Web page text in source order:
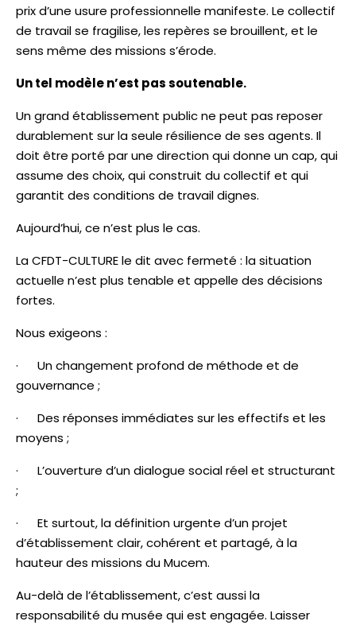
prix d’une usure professionnelle manifeste. Le collectif
de travail se fragilise, les repères se brouillent, et le
sens même des missions s’érode.
Un tel modèle n’est pas soutenable.
Un grand établissement public ne peut pas reposer
durablement sur la seule résilience de ses agents. Il
doit être porté par une direction qui donne un cap, qui
assume des choix, qui construit du collectif et qui
garantit des conditions de travail dignes.
Aujourd’hui, ce n’est plus le cas.
La CFDT-CULTURE le dit avec fermeté : la situation
actuelle n’est plus tenable et appelle des décisions
fortes.
Nous exigeons :
· Un changement profond de méthode et de
gouvernance ;
· Des réponses immédiates sur les effectifs et les
moyens ;
· L’ouverture d’un dialogue social réel et structurant
;
· Et surtout, la définition urgente d’un projet
d’établissement clair, cohérent et partagé, à la
hauteur des missions du Mucem.
Au-delà de l’établissement, c’est aussi la
responsabilité du musée qui est engagée. Laisser